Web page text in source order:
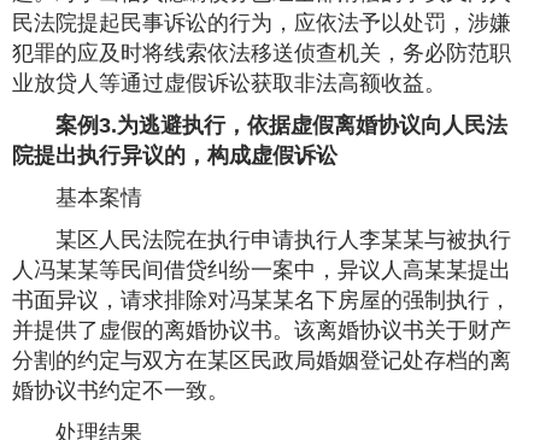
民法院提起民事诉讼的行为，应依法予以处罚，涉嫌
犯罪的应及时将线索依法移送侦查机关，务必防范职
业放贷人等通过虚假诉讼获取非法高额收益。
案例3.为逃避执行，依据虚假离婚协议向人民法
院提出执行异议的，构成虚假诉讼
基本案情
某区人民法院在执行申请执行人李某某与被执行
人冯某某等民间借贷纠纷一案中，异议人高某某提出
书面异议，请求排除对冯某某名下房屋的强制执行，
并提供了虚假的离婚协议书。该离婚协议书关于财产
分割的约定与双方在某区民政局婚姻登记处存档的离
婚协议书约定不一致。
处理结果